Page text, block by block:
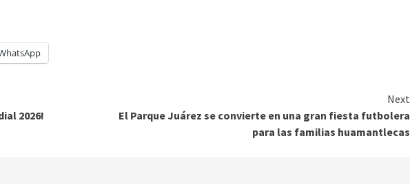
2026!
Next
El Parque Juárez se convierte en una gran fiesta futbolera
para las familias huamantlecas